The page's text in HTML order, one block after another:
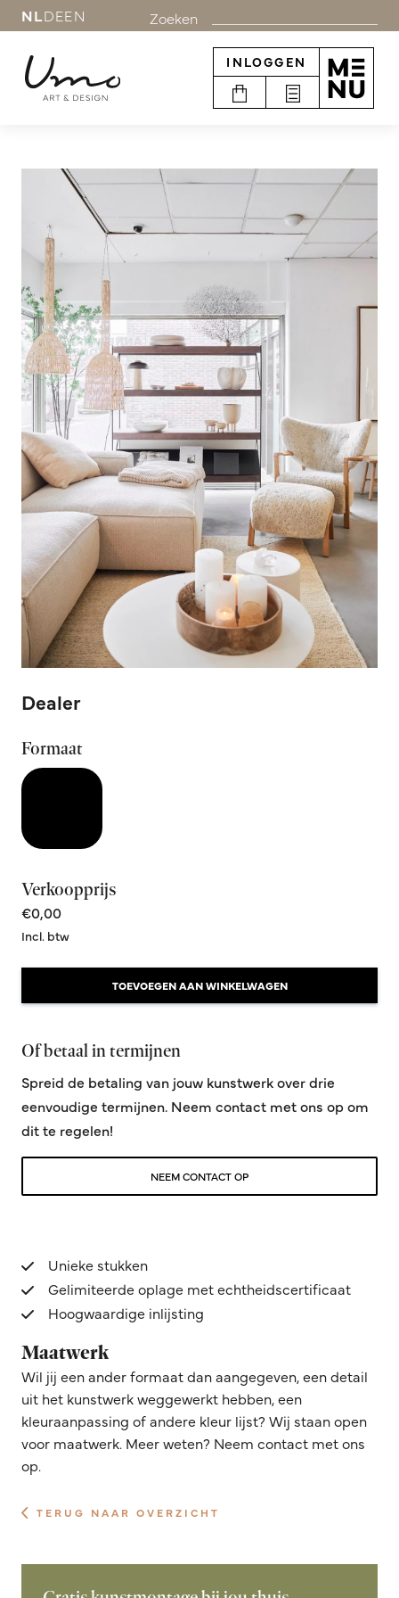
NLDEEN Zoeken
INLOGGEN
Dealer
Formaat
Verkoopprijs
€0,00
Incl. btw
TOEVOEGEN AAN WINKELWAGEN
Of betaal in termijnen
Spreid de betaling van jouw kunstwerk over drie
eenvoudige termijnen. Neem contact met ons op om
dit te regelen!
NEEM CONTACT OP
Unieke stukken
Gelimiteerde oplage met echtheidscertificaat
Hoogwaardige inlijsting
Maatwerk
Wil jij een ander formaat dan aangegeven, een detail
uit het kunstwerk weggewerkt hebben, een
kleuraanpassing of andere kleur lijst? Wij staan open
voor maatwerk. Meer weten? Neem contact met ons
op.
TERUG NAAR OVERZICHT